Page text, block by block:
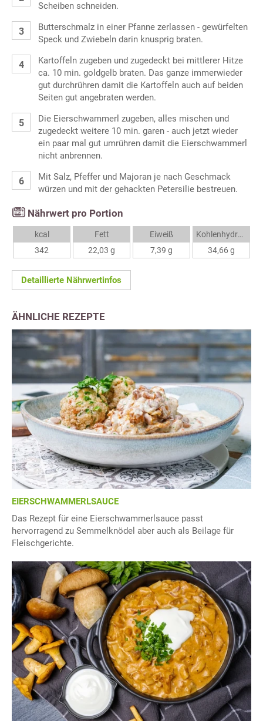
Scheiben schneiden.
Butterschmalz in einer Pfanne zerlassen - gewürfelten
Speck und Zwiebeln darin knusprig braten.
Kartoffeln zugeben und zugedeckt bei mittlerer Hitze
ca. 10 min. goldgelb braten. Das ganze immerwieder
gut durchrühren damit die Kartoffeln auch auf beiden
Seiten gut angebraten werden.
Die Eierschwammerl zugeben, alles mischen und
zugedeckt weitere 10 min. garen - auch jetzt wieder
ein paar mal gut umrühren damit die Eierschwammerl
nicht anbrennen.
Mit Salz, Pfeffer und Majoran je nach Geschmack
würzen und mit der gehackten Petersilie bestreuen.
Nährwert pro Portion
kcal
342
Fett
22,03 g
Eiweiß
7,39 g
Kohlenhydrate
34,66 g
Detaillierte Nährwertinfos
ÄHNLICHE REZEPTE
EIERSCHWAMMERLSAUCE
Das Rezept für eine Eierschwammerlsauce passt
hervorragend zu Semmelknödel aber auch als Beilage für
Fleischgerichte.